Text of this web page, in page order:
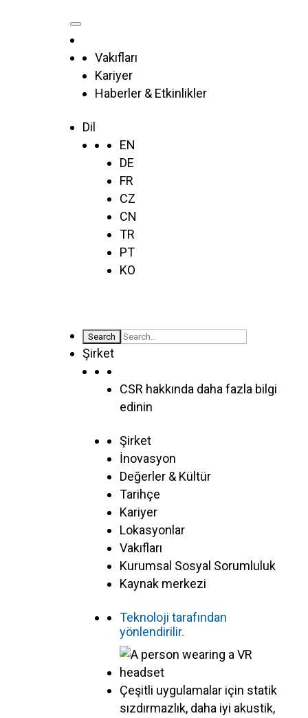
Vakıfları
Kariyer
Haberler & Etkinlikler
Dil
EN
DE
FR
CZ
CN
TR
PT
KO
Şirket
CSR hakkında daha fazla bilgi
edinin
Şirket
İnovasyon
Değerler & Kültür
Tarihçe
Kariyer
Lokasyonlar
Vakıfları
Kurumsal Sosyal Sorumluluk
Kaynak merkezi
Teknoloji tarafından
yönlendirilir.
Çeşitli uygulamalar için statik
sızdırmazlık, daha iyi akustik,